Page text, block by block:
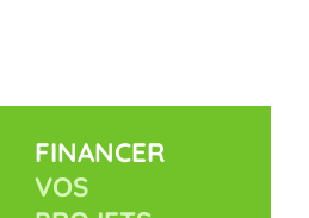
FINANCER
VOS